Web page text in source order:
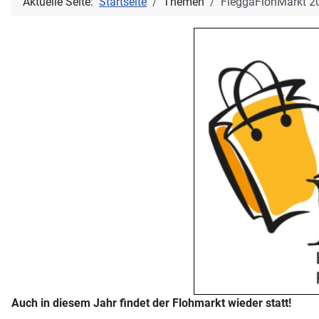
Auch in diesem Jahr findet der Flohmarkt wieder statt!